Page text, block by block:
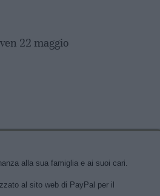
ven 22 maggio
alla sua famiglia e ai suoi cari.
al sito web di PayPal per il